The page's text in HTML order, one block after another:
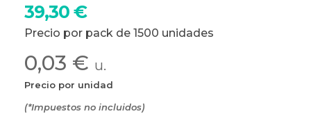
Precio por pack de 1500 unidades
(*Impuestos no incluidos)
39,30 €
Precio por unidad
0,03 € u.